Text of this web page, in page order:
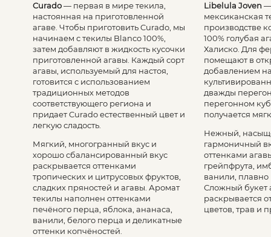
Curado— первая в мире текила,
настоянная на приготовленной
агаве. Чтобы приготовить Curado, мы
начинаем с текилы Blanco 100%,
затем добавляют в жидкость кусочки
приготовленной агавы. Каждый сорт
агавы, используемый для настоя,
готовится с использованием
традиционных методов
соответствующего региона и
придает Curado естественный цвет и
легкую сладость.
Мягкий, многогранный вкус и
хорошо сбалансированный вкус
раскрывается оттенками
тропических и цитрусовых фруктов,
сладких пряностей и агавы. Аромат
текилы наполнен оттенками
печёного перца, яблока, ананаса,
ванили, белого перца и деликатные
оттенки копчёностей.
Libelula Joven—
мексиканская
производстве
100% голубая
Халиско. Для
помещают в
добавлением
дважды
перегонном
получается
Нежный,
гармоничный
оттенками
грейпфрута,
ванили,
Сложный букет
раскрывается
цветов, трав и